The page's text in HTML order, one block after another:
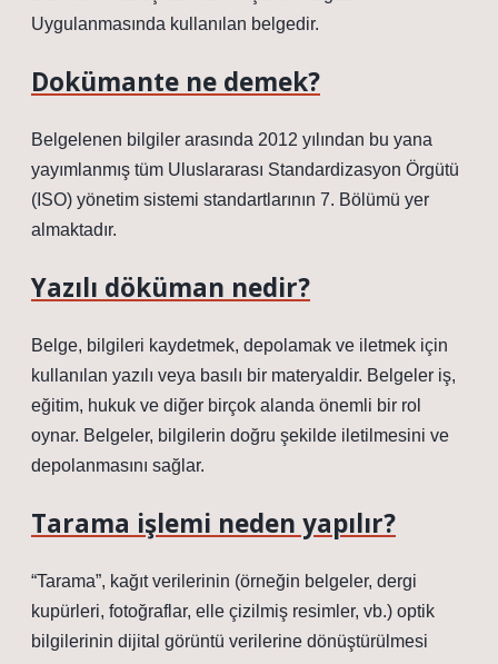
Uygulanmasında kullanılan belgedir.
Dokümante ne demek?
Belgelenen bilgiler arasında 2012 yılından bu yana
yayımlanmış tüm Uluslararası Standardizasyon Örgütü
(ISO) yönetim sistemi standartlarının 7. Bölümü yer
almaktadır.
Yazılı döküman nedir?
Belge, bilgileri kaydetmek, depolamak ve iletmek için
kullanılan yazılı veya basılı bir materyaldir. Belgeler iş,
eğitim, hukuk ve diğer birçok alanda önemli bir rol
oynar. Belgeler, bilgilerin doğru şekilde iletilmesini ve
depolanmasını sağlar.
Tarama işlemi neden yapılır?
“Tarama”, kağıt verilerinin (örneğin belgeler, dergi
kupürleri, fotoğraflar, elle çizilmiş resimler, vb.) optik
bilgilerinin dijital görüntü verilerine dönüştürülmesi